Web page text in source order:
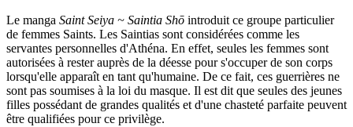
Le manga Saint Seiya ~ Saintia Shō introduit ce groupe particulier
de femmes Saints. Les Saintias sont considérées comme les
servantes personnelles d'Athéna. En effet, seules les femmes sont
autorisées à rester auprès de la déesse pour s'occuper de son corps
lorsqu'elle apparaît en tant qu'humaine. De ce fait, ces guerrières ne
sont pas soumises à la loi du masque. Il est dit que seules des jeunes
filles possédant de grandes qualités et d'une chasteté parfaite peuvent
être qualifiées pour ce privilège.